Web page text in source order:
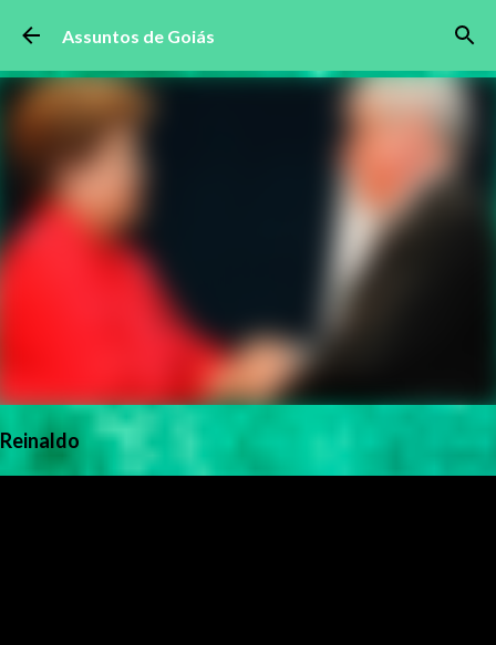
Pular para o conteúdo principal
Assuntos de Goiás
Reinaldo